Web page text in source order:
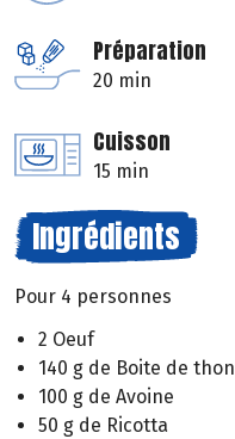
Préparation
20 min
Cuisson
15 min
Ingrédients
Pour 4 personnes
2 Oeuf
140 g de Boite de thon
100 g de Avoine
50 g de Ricotta